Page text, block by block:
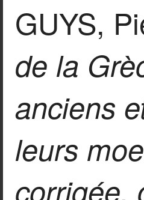
GUYS,
de la
anciens
leurs
corrigée,